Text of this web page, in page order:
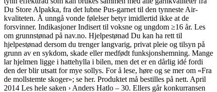
Du Store Alpakka, fra det lubne Pus-garnet til den tynneste Air-
kvaliteten. Å unngå vonde følelser betyr imidlertid ikke at de
forsvinner. Indikasjoner Indisert til voksne og ungdom ≥16 år. Les
om grunnstønad på nav.no. Hjelpestønad Du kan ha rett til
hjelpestønad dersom du trenger langvarig, privat pleie og tilsyn på
grunn av en sykdom, skade eller medfødt funksjonshemning. Mange
lar hjelmen ligge i hattehylla i bilen, men det er en dårlig idé fordi
den der blir utsatt for mye sollys. For å lese, høre og se mer om «Fra
de mollstemte skoger»; se her. Produktet må bestilles på nett. April
2014 Les hele saken › Anders Hatlo – 30. Ellers går konkurransen